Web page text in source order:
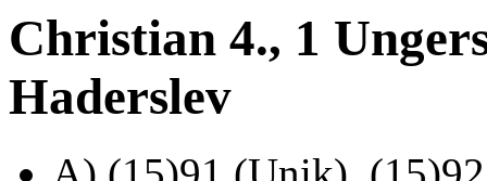
Christian 4., 1
Haderslev